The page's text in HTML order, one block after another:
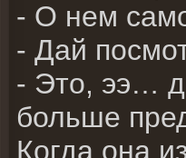
- О нем
- Дай
- Это, ээ…
больше
Когда она